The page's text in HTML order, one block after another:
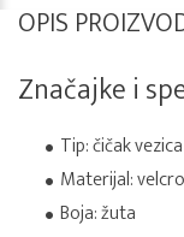
OPIS
Značajke i
Tip: čičak
Materijal: velcro
Boja: žuta